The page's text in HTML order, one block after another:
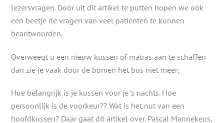
lezersvragen. Door uit dit artikel te putten hopen we ook
een beetje de vragen van veel patiënten te kunnen
beantwoorden.
Overweegt u een nieuw kussen of matras aan te schaffen
dan zie je vaak door de bomen het bos niet meer;
Hoe belangrijk is je kussen voor je ’s nachts. Hoe
persoonlijk is de voorkeur?? Wat is het nut van een
hoofdkussen? Daar gaat dit artikel over. Pascal Mannekens,